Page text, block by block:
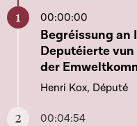
00:00:00
Aller à ce
Begréissung an
Deputéierte
der
Henri Kox, Député
00:04:54